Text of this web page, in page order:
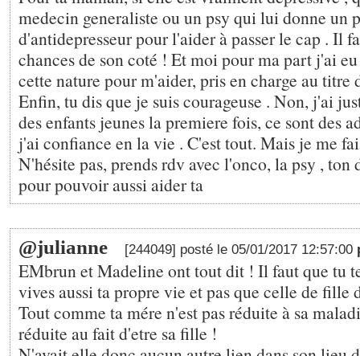
medecin generaliste ou un psy qui lui donne un
d'antidepresseur pour l'aider à passer le cap . Il
chances de son coté ! Et moi pour ma part j'ai
cette nature pour m'aider, pris en charge au
Enfin, tu dis que je suis courageuse . Non, j'ai
des enfants jeunes la premiere fois, ce sont des
j'ai confiance en la vie . C'est tout. Mais je me
N'hésite pas, prends rdv avec l'onco, la psy , ton
pour pouvoir aussi aider ta
@julianne [244049] posté le 05/01/2017 12:57:00
EMbrun et Madeline ont tout dit ! Il faut que tu
vives aussi ta propre vie et pas que celle de fille
Tout comme ta mére n'est pas réduite à sa
réduite au fait d'etre sa fille !